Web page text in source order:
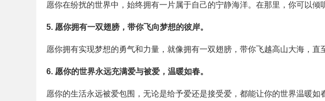
愿你在纷扰的世界中，始终拥有一片属于自己的宁静海洋。在那里，你可以倾
5. 愿你拥有一双翅膀，带你飞向梦想的彼岸。
愿你拥有实现梦想的勇气和力量，就像拥有一双翅膀，带你飞越高山大海，直
6. 愿你的世界永远充满爱与被爱，温暖如春。
愿你的生活永远被爱包围，无论是给予爱还是接受爱，都能让你的世界温暖如